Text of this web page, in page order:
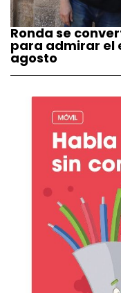
Ronda se
para admirar el
agosto